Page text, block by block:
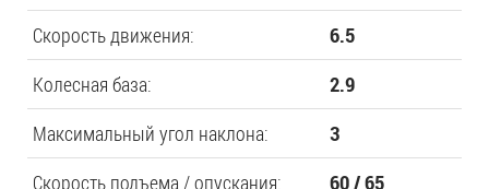
Скорость движения: 6.5
Колесная база: 2.9
Максимальный угол наклона: 3
Скорость подъема / опускания: 60 / 65